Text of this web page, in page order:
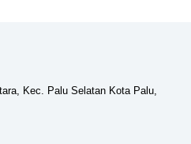
Kec. Palu Selatan Kota Palu,